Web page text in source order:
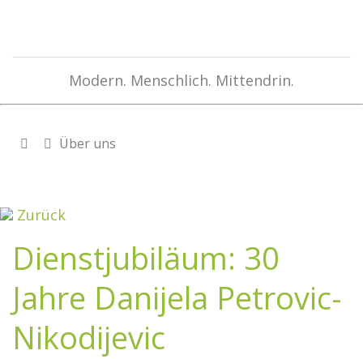
Modern. Menschlich. Mittendrin.
Über uns
Zurück
Dienstjubiläum: 30
Jahre Danijela Petrovic-
Nikodijevic